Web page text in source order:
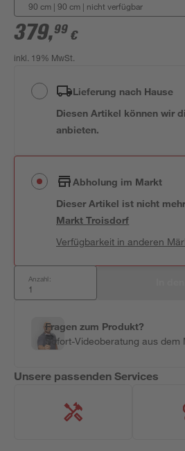
90 cm | 90 cm | nicht verfügbar
379,99 €
inkl. 19% MwSt.
Lieferung nach Hause
Diesen Artikel können wir
anbieten.
Abholung im Markt
Dieser Artikel ist nicht
MarktTroisdorf
Verfügbarkeit in anderen
Anzahl:
Fragen zum Produkt?
Sofort-Videoberatung aus dem
Unsere passenden Services